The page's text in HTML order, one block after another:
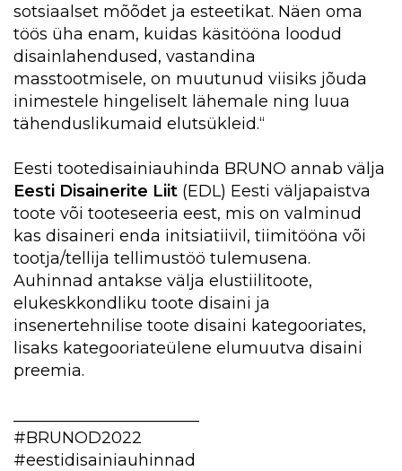
sotsiaalset mõõdet ja esteetikat. Näen oma
töös üha enam, kuidas käsitööna loodud
disainlahendused, vastandina
masstootmisele, on muutunud viisiks jõuda
inimestele hingeliselt lähemale ning luua
tähenduslikumaid elutsükleid.“
Eesti tootedisainiauhinda BRUNO annab välja
Eesti Disainerite Liit (EDL) Eesti väljapaistva
toote või tooteseeria eest, mis on valminud
kas disaineri enda initsiatiivil, tiimitööna või
tootja/tellija tellimustöö tulemusena.
Auhinnad antakse välja elustiilitoote,
elukeskkondliku toote disaini ja
insenertehnilise toote disaini kategooriates,
lisaks kategooriateülene elumuutva disaini
preemia.
#BRUNOD2022
#eestidisainiauhinnad